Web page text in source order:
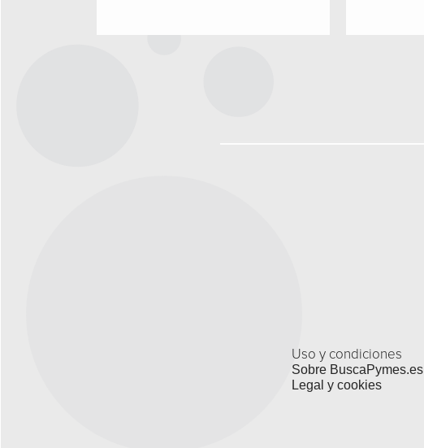
Uso y condiciones
Sobre BuscaPymes.es
Legal y cookies